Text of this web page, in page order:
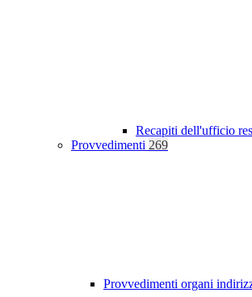
Recapiti dell'ufficio
Provvedimenti 269
Provvedimenti organi